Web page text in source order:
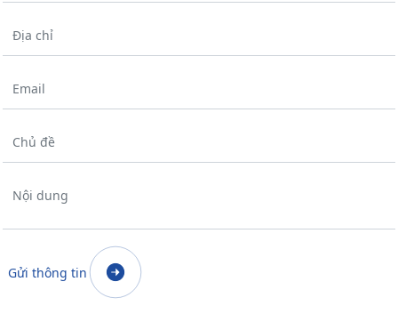
Địa chỉ
Email
Chủ đề
Nội dung
Gửi thông tin